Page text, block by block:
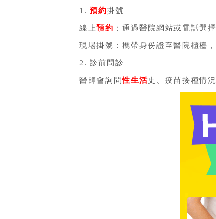
1.預約掛號
線上預約 ：通過醫院網站或電話選
現場掛號：攜帶身份證至醫院櫃檯
2. 診前問診
醫師會詢問性生活史、疫苗接種情